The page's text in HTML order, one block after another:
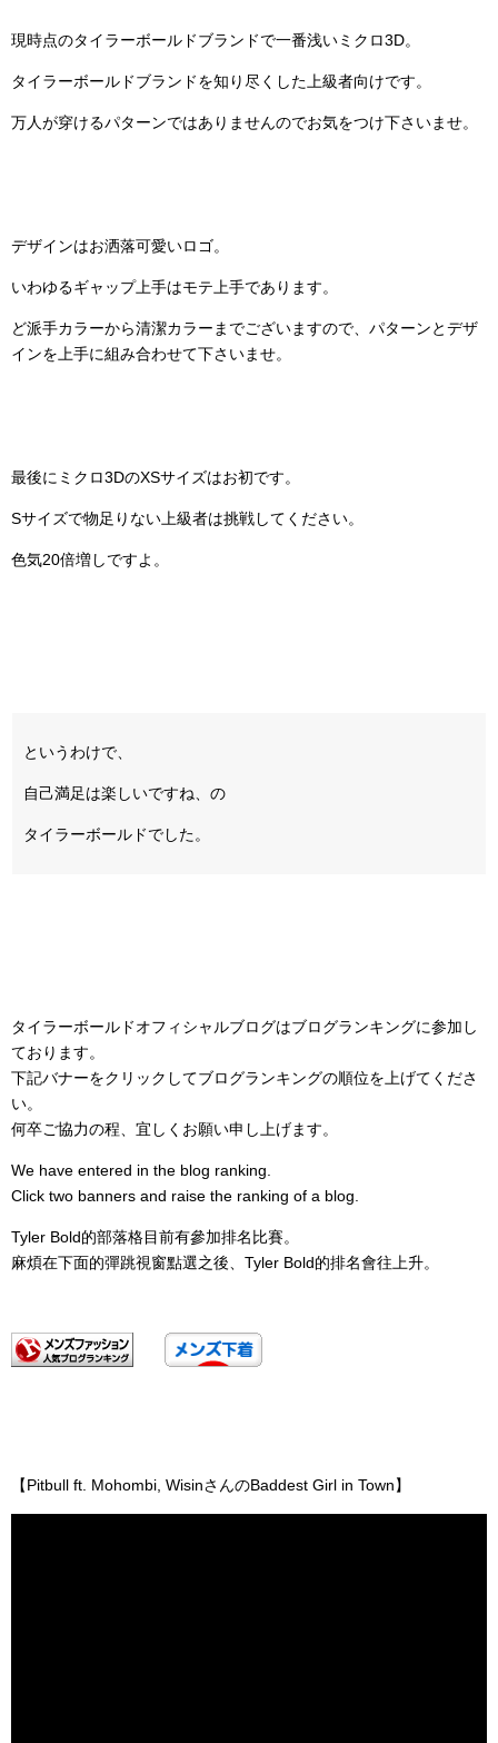
現時点のタイラーボールドブランドで一番浅いミクロ3D。
タイラーボールドブランドを知り尽くした上級者向けです。
万人が穿けるパターンではありませんのでお気をつけ下さいませ。
デザインはお洒落可愛いロゴ。
いわゆるギャップ上手はモテ上手であります。
ど派手カラーから清潔カラーまでございますので、パターンとデザ
インを上手に組み合わせて下さいませ。
最後にミクロ3DのXSサイズはお初です。
Sサイズで物足りない上級者は挑戦してください。
色気20倍増しですよ。
というわけで、
自己満足は楽しいですね、の
タイラーボールドでした。
タイラーボールドオフィシャルブログはブログランキングに参加し
ております。
下記バナーをクリックしてブログランキングの順位を上げてくださ
い。
何卒ご協力の程、宜しくお願い申し上げます。
We have entered in the blog ranking.
Click two banners and raise the ranking of a blog.
Tyler Bold的部落格目前有參加排名比賽。
麻煩在下面的彈跳視窗點選之後、Tyler Bold的排名會往上升。
【Pitbull ft. Mohombi, WisinさんのBaddest Girl in Town】